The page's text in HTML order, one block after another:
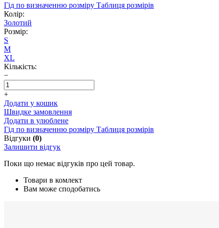
Гід по визначенню розміру Таблиця розмірів
Колір:
Золотий
Розмір:
S
M
XL
Кількість:
−
+
Додати у кошик
Швидке замовлення
Додати в улюблене
Гід по визначенню розміру Таблиця розмірів
Відгуки (0)
Залишити відгук
Поки що немає відгуків про цей товар.
Товари в комлект
Вам може сподобатись